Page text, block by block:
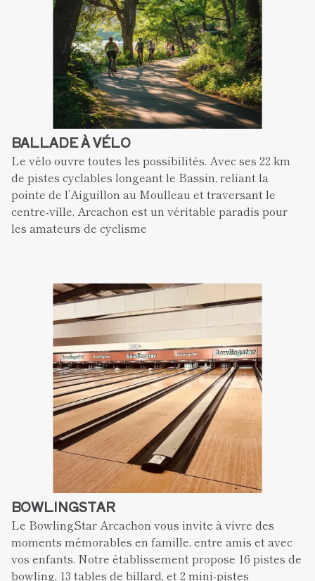
BALLADE À VÉLO
Le vélo ouvre toutes les possibilités. Avec ses 22 km
de pistes cyclables longeant le Bassin, reliant la
pointe de l’Aiguillon au Moulleau et traversant le
centre-ville, Arcachon est un véritable paradis pour
les amateurs de cyclisme
BOWLINGSTAR
Le BowlingStar Arcachon vous invite à vivre des
moments mémorables en famille, entre amis et avec
vos enfants. Notre établissement propose 16 pistes de
bowling, 13 tables de billard, et 2 mini-pistes